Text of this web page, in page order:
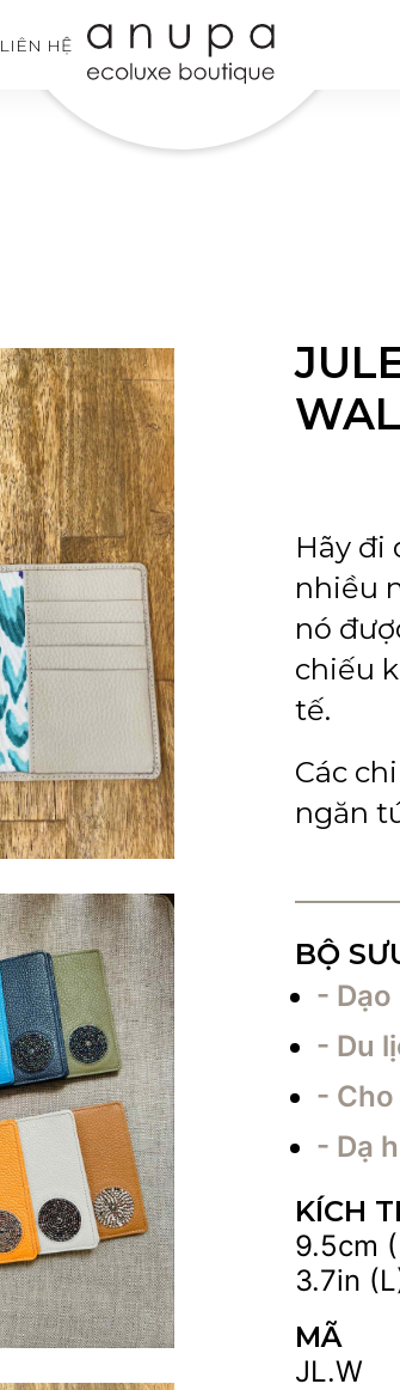
LIÊN HỆ
Hãy đi
nhiều
nó
chiếu
tế.
Các
ngăn
BỘ
- Dạo
- Du
-
- Dạ
KÍCH
9.5cm
3.7in
MÃ
JL.W